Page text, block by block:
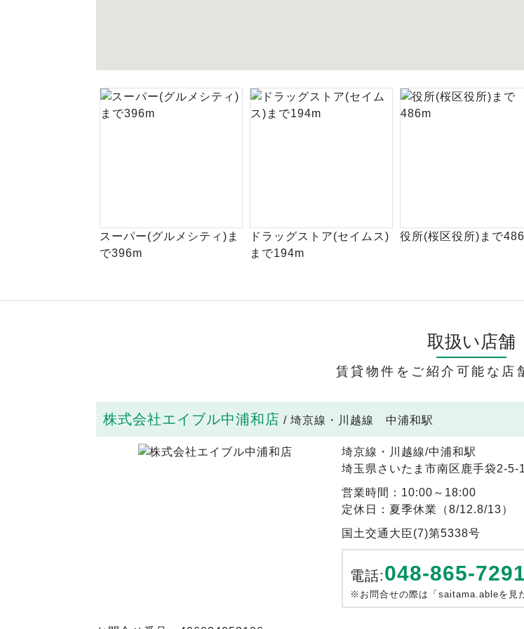
スーパー(グルメシティ)ま
で396m
ドラッグストア(セイムス)
まで194m
役所(桜区役所)まで
取扱い店舗
賃貸物件をご紹介可能な店
株式会社エイブル中浦和店 / 埼京線・川越線 中浦和駅
埼京線・川越線/中浦和駅
埼玉県さいたま市南区鹿手袋2-5-
営業時間：10:00～18:00
定休日：夏季休業（8/12.8/13）
国土交通大臣(7)第5338号
電話:048-865-7291
※お問合せの際は「saitama.ableを見